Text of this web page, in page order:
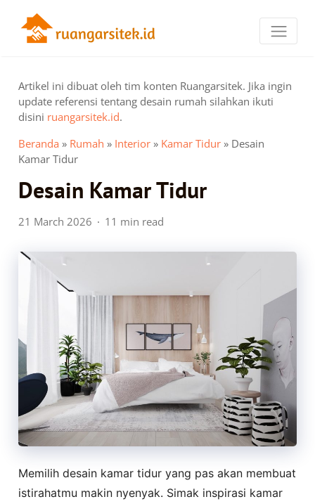
Artikel ini dibuat oleh tim konten Ruangarsitek. Jika ingin
update referensi tentang desain rumah silahkan ikuti
disini ruangarsitek.id.
Beranda » Rumah » Interior » Kamar Tidur » Desain
Kamar Tidur
Desain Kamar Tidur
21 March 2026 11 min read
Memilih desain kamar tidur yang pas akan membuat
istirahatmu makin nyenyak. Simak inspirasi kamar